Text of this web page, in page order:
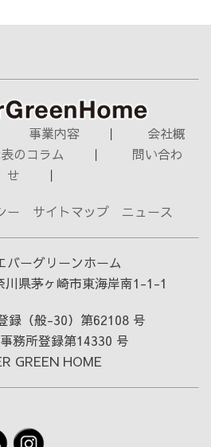
事業内容 ｜ 会社概
のコラム ｜ 問い合わ
せ ｜
ー サイトマップ ニュース
バーグリーンホーム
県茅ヶ崎市東海岸南1-1-1
録（般-30）第62108 号
務所登録第14330 号
GREEN HOME